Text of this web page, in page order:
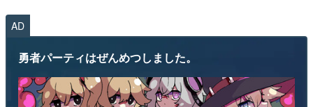
AD
勇者パーティはぜんめつしました。